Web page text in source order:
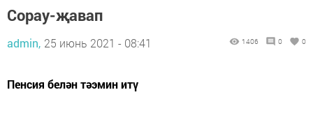
Сорау-җавап
admin, 25 июнь 2021 - 08:41 1406 0 0
Пенсия белән тәэмин итү